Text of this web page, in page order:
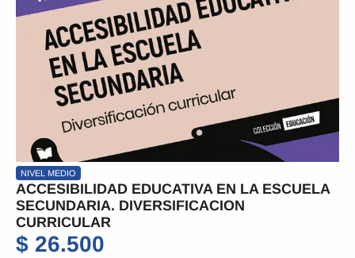
NIVEL MEDIO
ACCESIBILIDAD EDUCATIVA EN LA ESCUELA
SECUNDARIA. DIVERSIFICACION
CURRICULAR
$ 26.500